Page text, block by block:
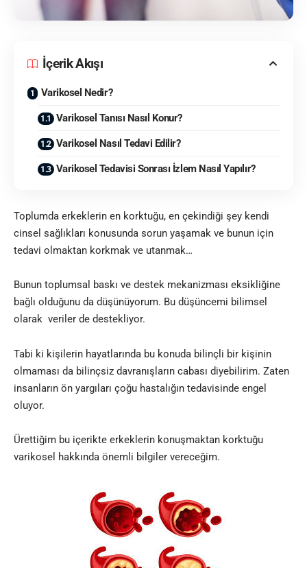
İçerik Akışı
Varikosel Nedir?
Varikosel Tanısı Nasıl Konur?
Varikosel Nasıl Tedavi Edilir?
Varikosel Tedavisi Sonrası İzlem Nasıl Yapılır?
Toplumda erkeklerin en korktuğu, en çekindiği şey kendi
cinsel sağlıkları konusunda sorun yaşamak ve bunun için
tedavi olmaktan korkmak ve utanmak…
Bunun toplumsal baskı ve destek mekanizması eksikliğine
bağlı olduğunu da düşünüyorum. Bu düşüncemi bilimsel
olarak veriler de destekliyor.
Tabi ki kişilerin hayatlarında bu konuda bilinçli bir kişinin
olmaması da bilinçsiz davranışların cabası diyebilirim. Zaten
insanların ön yargıları çoğu hastalığın tedavisinde engel
oluyor.
Ürettiğim bu içerikte erkeklerin konuşmaktan korktuğu
varikosel hakkında önemli bilgiler vereceğim.